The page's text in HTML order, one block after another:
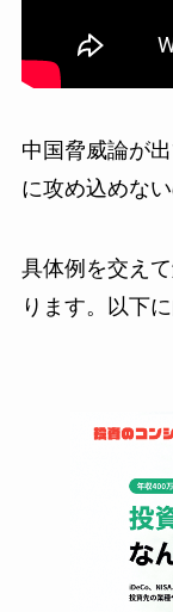
中国脅威論が
に攻め込めな
具体例を交え
ります。以下